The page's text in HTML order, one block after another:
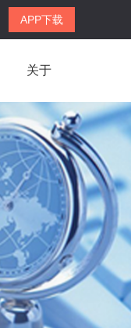
APP下载
关于